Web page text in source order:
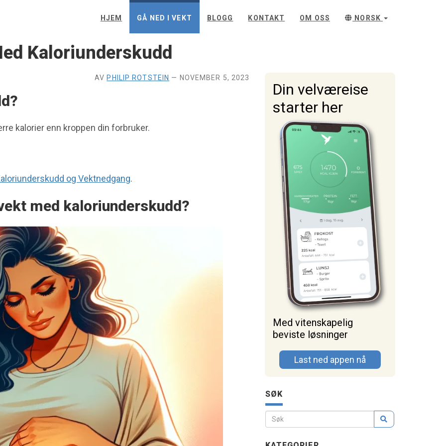
HJEM GÅ NED I VEKT BLOGG KONTAKT OM OSS NORSK
Kaloriunderskudd
AV PHILIP ROTSTEIN — NOVEMBER 5, 2023
kalorier enn kroppen din forbruker.
og Vektnedgang.
med kaloriunderskudd?
Din velværeise
starter her
Med vitenskapelig
beviste løsninger
Last ned appen nå
SØK